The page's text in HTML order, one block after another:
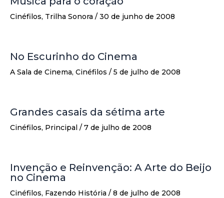
Cinéfilos, Trilha Sonora / 30 de junho de 2008
No Escurinho do Cinema
A Sala de Cinema, Cinéfilos / 5 de julho de 2008
Grandes casais da sétima arte
Cinéfilos, Principal / 7 de julho de 2008
Invenção e Reinvenção: A Arte do Beijo
no Cinema
Cinéfilos, Fazendo História / 8 de julho de 2008